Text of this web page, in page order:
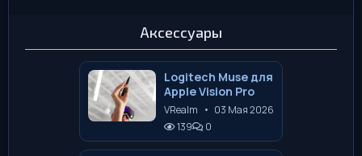
Аксессуары
Logitech Muse для
Apple Vision Pro
VRealm • 03 Мая 2026
139
0